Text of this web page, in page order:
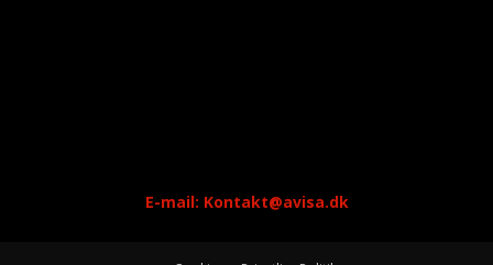
E-mail: Kontakt@avisa.dk